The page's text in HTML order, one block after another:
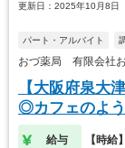
更新日：2025年10月8日
パート・アルバイト
おづ薬局 有限会社
【大阪府泉大
◎カフェのよう
給与 【時